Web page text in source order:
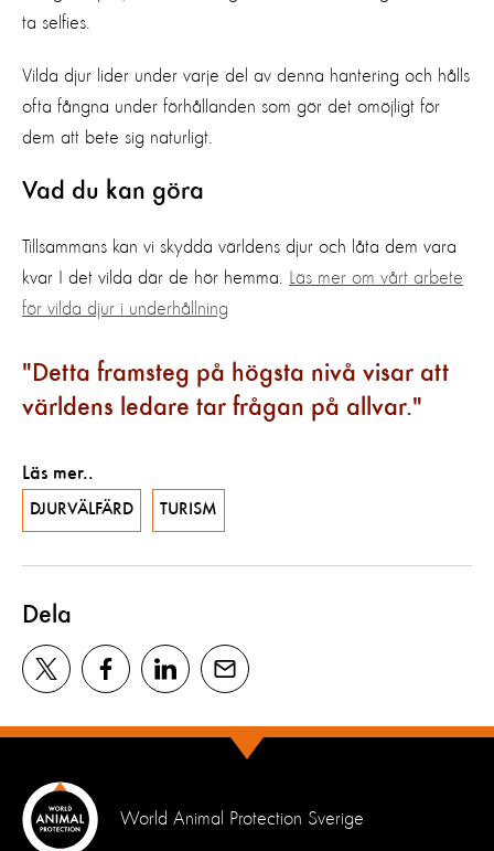
ta selfies.
Vilda djur lider under varje del av denna hantering och hålls
ofta fångna under förhållanden som gör det omöjligt för
dem att bete sig naturligt.
Vad du kan göra
Tillsammans kan vi skydda världens djur och låta dem vara
kvar I det vilda där de hör hemma.
Läs mer om vårt arbete
för vilda djur i underhållning
Detta framsteg på högsta nivå visar att
världens ledare tar frågan på allvar.
Läs mer..
DJURVÄLFÄRD TURISM
Dela
World Animal Protection Sverige